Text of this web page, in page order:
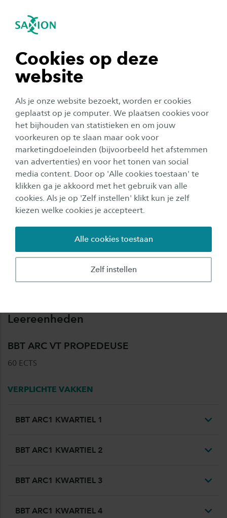
Cookies op deze
website
Als je onze website bezoekt, worden er cookies
geplaatst op je computer. We plaatsen cookies voor
het bijhouden van statistieken en om jouw
voorkeuren op te slaan maar ook voor
marketingdoeleinden (bijvoorbeeld het afstemmen
van advertenties) en voor het tonen van social
media content. Door op 'Alle cookies toestaan' te
klikken ga je akkoord met het gebruik van alle
cookies. Als je op 'Zelf instellen' klikt kun je zelf
kiezen welke cookies je accepteert.
Zelf instellen
Alle cookies toestaan
Navigatie openen
tonen
tonen
tonen
tonen
sluiten
Home Studiegids
ARC Archeologie Deventer
Voltijd
240
Graad
Duur
Voltijd
Leereenheden
BBT ARC VT PROPEDEUSE
60 ECTS
VERPLICHTE VAKKEN
BBT ARC1 KWARTIEL 1
BBT ARC1 KWARTIEL 2
BBT ARC1 KWARTIEL 3
BBT ARC1 KWARTIEL 4